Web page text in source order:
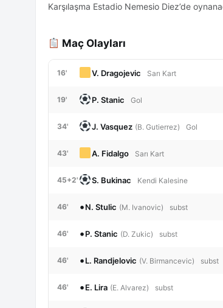
Karşılaşma Estadio Nemesio Diez’de
Maç Olayları
16' V. Dragojevic Sarı Kart
19' P. Stanic Gol
34' J. Vasquez (B. Gutierrez) Gol
43' A. Fidalgo Sarı Kart
45+2' S. Bukinac Kendi Kalesine
46' •N. Stulic (M. Ivanovic) subst
46' •P. Stanic (D. Zukic) subst
46' •L. Randjelovic (V. Birmancevic) subst
46' •E. Lira (E. Alvarez) subst